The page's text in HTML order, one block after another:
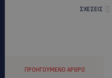
ΣΧΕΣΕΙΣ
ΠΡΟΗΓΟΎΜΕΝΟ ΆΡΘΡΟ